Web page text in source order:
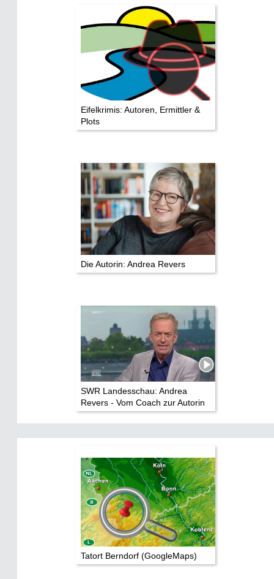
Die Stars:
Wer hat wo gedreht?
Impressum
Datenschutz
Eifelkrimis: Autoren, Ermittler &
Plots
Die Autorin: Andrea Revers
SWR Landesschau: Andrea
Revers - Vom Coach zur Autorin
Tatort Berndorf (GoogleMaps)